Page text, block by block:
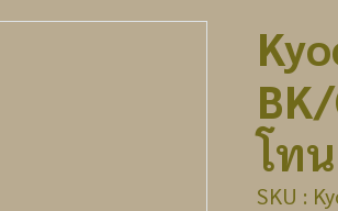
โท
SKU :